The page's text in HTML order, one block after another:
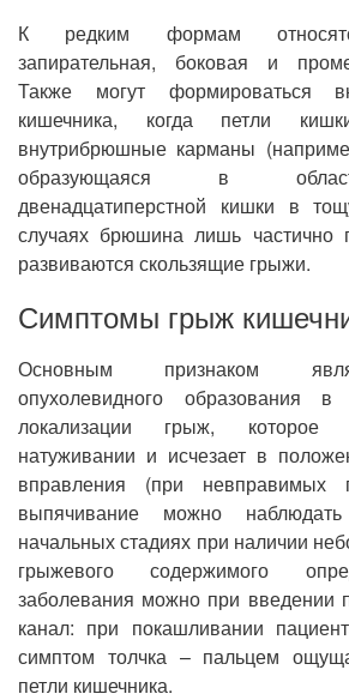
К редким формам
запирательная, боковая и
Также могут формироваться
кишечника, когда петли
внутрибрюшные карманы
образующаяся в
двенадцатиперстной кишки в
случаях брюшина лишь частично
развиваются скользящие грыжи.
Симптомы грыж
Основным признаком
опухолевидного образования в
локализации грыж, которое
натуживании и исчезает в
вправления (при невправимых
выпячивание можно
начальных стадиях при наличии
грыжевого содержимого
заболевания можно при введении
канал: при покашливании
симптом толчка – пальцем
петли кишечника.